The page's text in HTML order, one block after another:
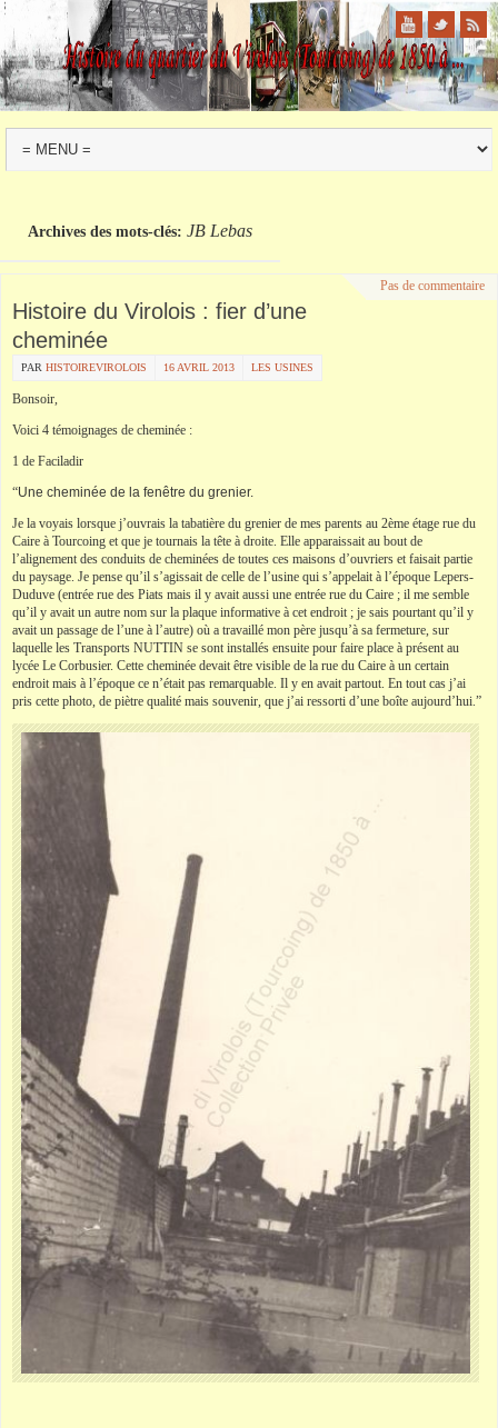
Archives des mots-clés: JB Lebas
Pas de commentaire
Histoire du Virolois : fier d’une
cheminée
PAR HISTOIREVIROLOIS 16 AVRIL 2013 LES USINES
Bonsoir,
Voici 4 témoignages de cheminée :
1 de Faciladir
“Une cheminée de la fenêtre du grenier.
Je la voyais lorsque j’ouvrais la tabatière du grenier de mes parents au 2ème étage rue du
Caire à Tourcoing et que je tournais la tête à droite. Elle apparaissait au bout de
l’alignement des conduits de cheminées de toutes ces maisons d’ouvriers et faisait partie
du paysage. Je pense qu’il s’agissait de celle de l’usine qui s’appelait à l’époque Lepers-
Duduve (entrée rue des Piats mais il y avait aussi une entrée rue du Caire ; il me semble
qu’il y avait un autre nom sur la plaque informative à cet endroit ; je sais pourtant qu’il y
avait un passage de l’une à l’autre) où a travaillé mon père jusqu’à sa fermeture, sur
laquelle les Transports NUTTIN se sont installés ensuite pour faire place à présent au
lycée Le Corbusier. Cette cheminée devait être visible de la rue du Caire à un certain
endroit mais à l’époque ce n’était pas remarquable. Il y en avait partout. En tout cas j’ai
pris cette photo, de piètre qualité mais souvenir, que j’ai ressorti d’une boîte aujourd’hui.”